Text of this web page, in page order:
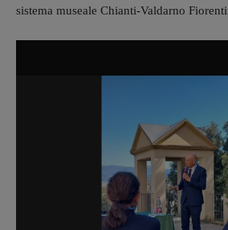
sistema museale Chianti-Valdarno